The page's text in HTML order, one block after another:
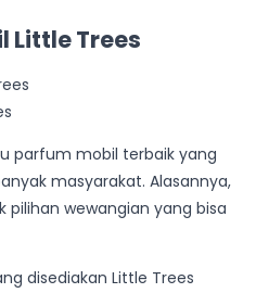
Little Trees
parfum mobil terbaik yang
masyarakat. Alasannya,
pilihan wewangian yang bisa
disediakan Little Trees